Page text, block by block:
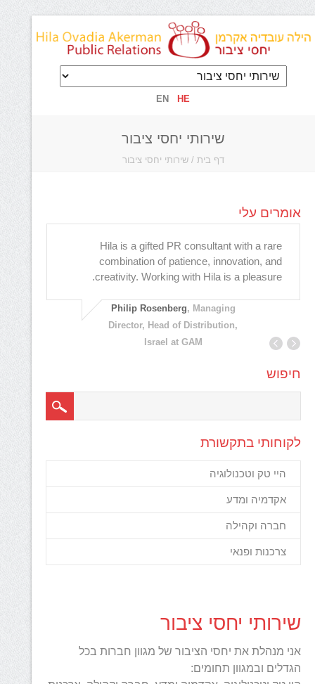
HE
EN
שירותי יחסי ציבור
דף בית /שירותי יחסי ציבור
אומרים עלי
Hila is a gifted PR consultant with a rare
combination of patience, innovation, and
creativity. Working with Hila is a pleasure.
Philip Rosenberg, Managing
Director, Head of Distribution,
Israel at GAM
חיפוש
לקוחותי בתקשורת
היי טק וטכנולוגיה
אקדמיה ומדע
חברה וקהילה
צרכנות ופנאי
שירותי יחסי ציבור
אני מנהלת את יחסי הציבור של מגוון חברות בכל
הגדלים ובמגוון תחומים: